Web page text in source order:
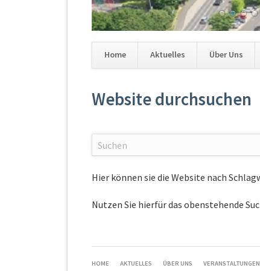
Home Aktuelles Über Uns
Website durchsuchen
Hier können sie die Website nach
Nutzen Sie hierfür das obenstehende
NAVIGATION
HOME AKTUELLES ÜBER UNS VERANSTALTUNGEN